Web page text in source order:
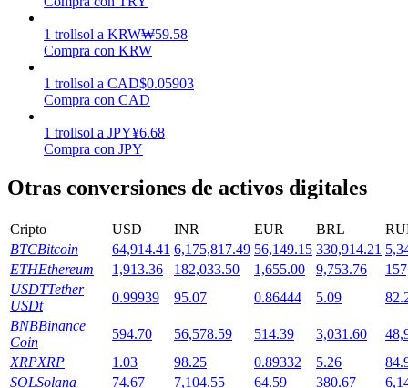
Staking
Alta rentabilidad y acceso instantáneo
Launchpool
Participación flexible para ganar tokens populares
1 trollsol a KRW₩59.58
Compra con KRW
1 trollsol a CAD$0.05903
Compra con CAD
1 trollsol a JPY¥6.68
Compra con JPY
Otras conversiones de activos digitales
Cripto USD INR EUR BRL
BTCBitcoin 64,914.41 6,175,817.49 56,149.15 330,914.21
ETHEthereum 1,913.36 182,033.50 1,655.00 9,753.76
USDTTether
USDt
0.99939 95.07 0.86444 5.09
BNBBinance
Coin
594.70 56,578.59 514.39 3,031.60
XRPXRP 1.03 98.25 0.89332 5.26
SOLSolana 74.67 7,104.55 64.59 380.67